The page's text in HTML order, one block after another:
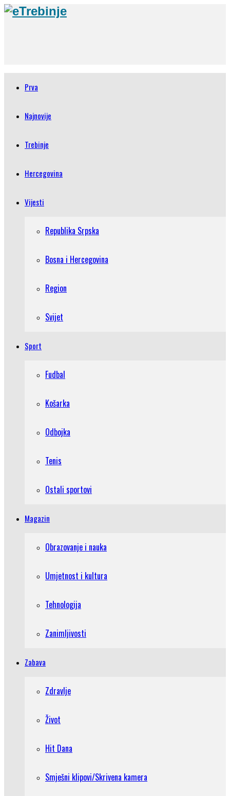
Prva
Najnovije
Trebinje
Hercegovina
Vijesti
Republika Srpska
Bosna i Hercegovina
Region
Svijet
Sport
Fudbal
Košarka
Odbojka
Tenis
Ostali sportovi
Magazin
Obrazovanje i nauka
Umjetnost i kultura
Tehnologija
Zanimljivosti
Zabava
Zdravlje
Život
Hit Dana
Smješni klipovi/Skrivena kamera